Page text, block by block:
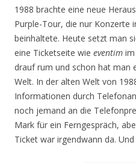
1988 brachte eine neue
Purple-Tour, die nur Konzerte
beinhaltete. Heute setzt man
eine Ticketseite wie eventim
drauf rum und schon hat man
Welt. In der alten Welt von
Informationen durch
noch jemand an die
Mark für ein Ferngespräch,
Ticket war irgendwann da.